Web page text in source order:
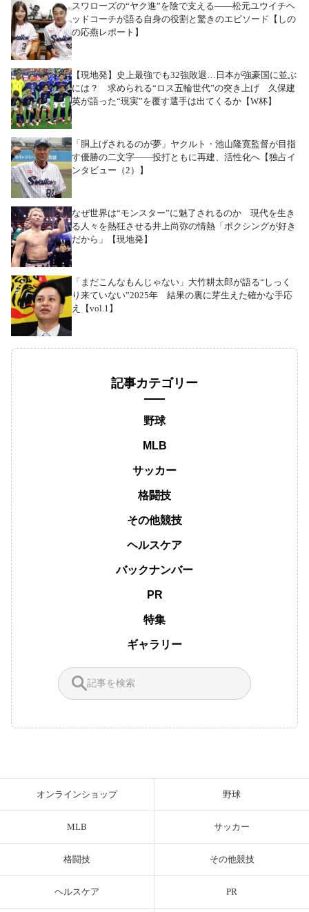
スワローズの“ヤク進”を陰で支える――松元ユウイチヘ
ッドコーチが語る自身の役割と驚きのエピソード【しの
の応燕レポート】
【現地発】史上最強でも32強敗退…日本が強豪国に並ぶ
には？ 求められる“ロス五輪世代”の突き上げ 久保建
英が語った“現実”を覆す選手は出てくるか【W杯】
「胴上げされるのが夢」ヤクルト・池山隆寛監督が目指
す優勝の二文字――投打ともに再建、活性化へ【独占イ
ンタビュー（2）】
なぜ世界は“モンスター”に魅了されるのか 現代を生き
る人々を熱狂させる井上尚弥の情熱「ボクシングが好き
だから」【現地発】
「まだこんなもんじゃない」大竹耕太郎が語る“しっく
り来ていない”2025年 結果の裏に芽生えた確かな手応
え【vol.1】
記事カテゴリー
野球
MLB
サッカー
格闘技
その他競技
ヘルスケア
バックナンバー
PR
特集
ギャラリー
オンラインショップ 野球
MLB サッカー
格闘技 その他競技
ヘルスケア PR